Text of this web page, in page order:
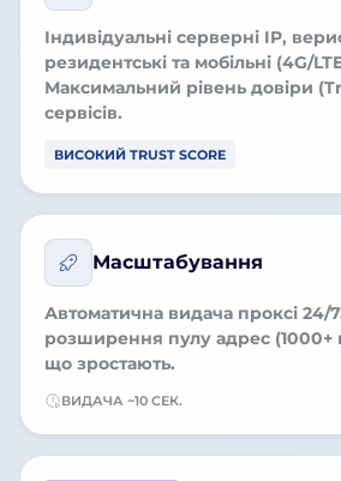
Індивідуальні серверні IP,
резидентські та мобільні (4G/
Максимальний рівень довіри
сервісів.
ВИСОКИЙ TRUST SCORE
Масштабування
Автоматична видача проксі 24/
розширення пулу адрес (1000+
що зростають.
ВИДАЧА ~10 СЕК.